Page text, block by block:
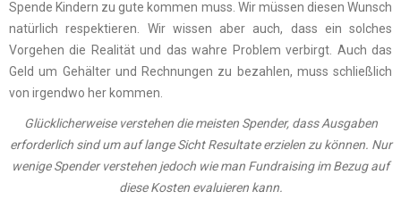
Spende Kindern zu gute kommen muss. Wir müssen diesen Wunsch
natürlich respektieren. Wir wissen aber auch, dass ein solches
Vorgehen die Realität und das wahre Problem verbirgt. Auch das
Geld um Gehälter und Rechnungen zu bezahlen, muss schließlich
von irgendwo her kommen.
Glücklicherweise verstehen die meisten Spender, dass Ausgaben
erforderlich sind um auf lange Sicht Resultate erzielen zu können. Nur
wenige Spender verstehen jedoch wie man Fundraising im Bezug auf
diese Kosten evaluieren kann.